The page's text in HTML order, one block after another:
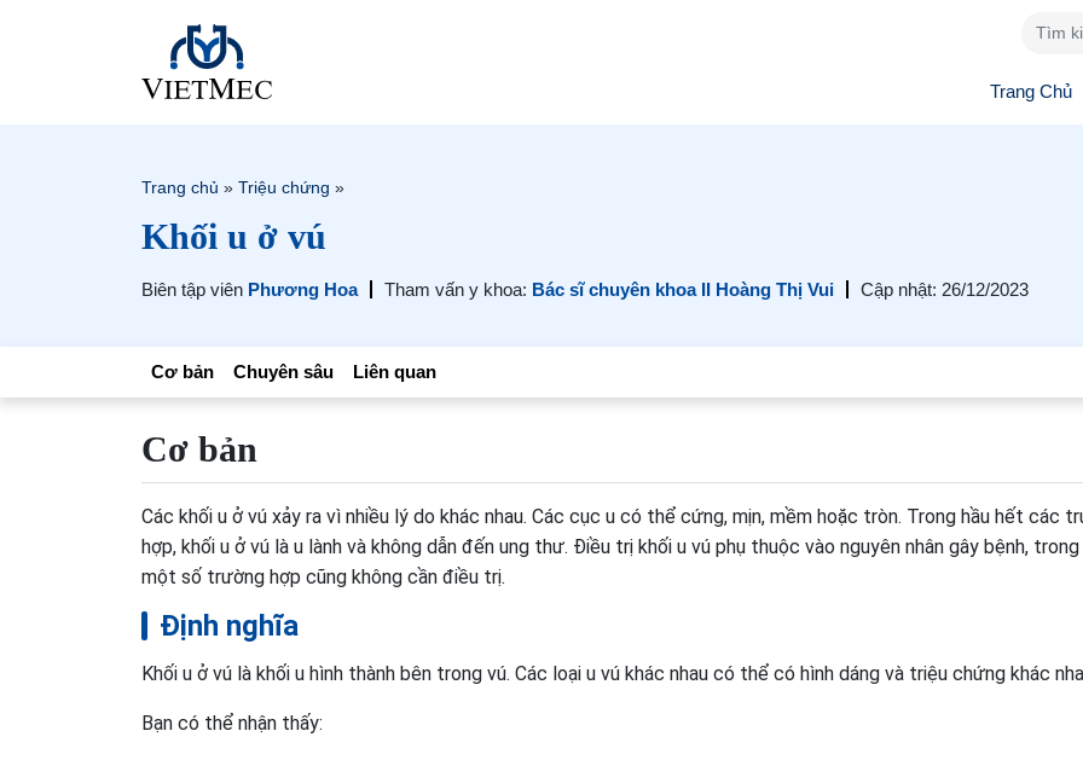
Trang Chủ
Trang chủ » Triệu chứng »
Khối u ở vú
Biên tập viên Phương Hoa Tham vấn y khoa: Bác sĩ chuyên khoa II Hoàng Thị Vui Cập nhật: 26/12/2023
Cơ bản Chuyên sâu Liên quan
Cơ bản
Các khối u ở vú xảy ra vì nhiều lý do khác nhau. Các cục u có thể cứng, mịn, mềm hoặc tròn. Trong hầu hết các
hợp, khối u ở vú là u lành và không dẫn đến ung thư. Điều trị khối u vú phụ thuộc vào nguyên nhân gây bệnh,
một số trường hợp cũng không cần điều trị.
Định nghĩa
Khối u ở vú là khối u hình thành bên trong vú. Các loại u vú khác nhau có thể có hình dáng và triệu chứng khác
Bạn có thể nhận thấy: